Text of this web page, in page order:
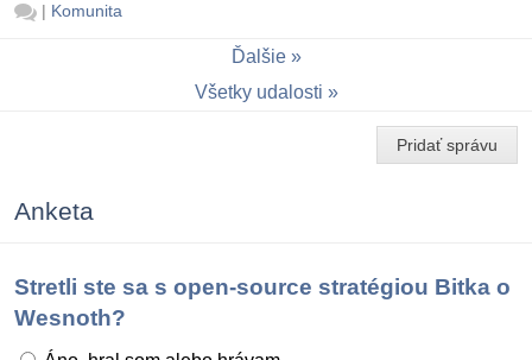
| Komunita
Ďalšie
Všetky udalosti
Pridať správu
Anketa
Stretli ste sa s open-source stratégiou Bitka o
Wesnoth?